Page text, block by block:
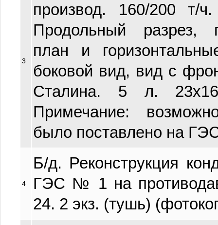
3
производ. 160/200 т/
Продольный разрез,
план и
боковой вид, вид с
Сталина. 5 л.
Примечание:
было поставлено на
4
Б/д. Реконструкция
ГЭС № 1 на
24. 2 экз. (тушь)